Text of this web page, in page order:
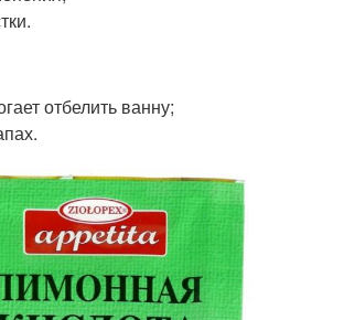
отбелить ванну;